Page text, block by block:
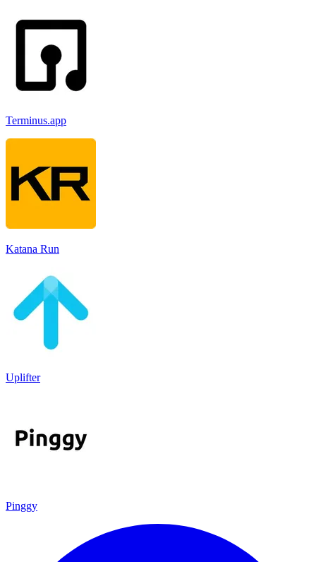
Terminus.app
Katana Run
Uplifter
Pinggy